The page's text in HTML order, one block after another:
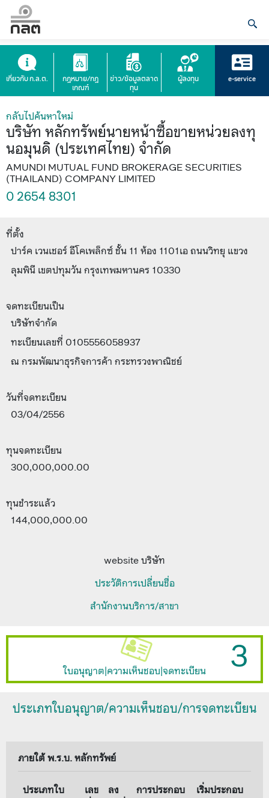
เกี่ยวกับ ก.ล.ต.
กฎหมาย/กฎ
เกณฑ์
ข่าว/ข้อมูลตลาด
ทุน
ผู้ลงทุน e-service
กลับไปค้นหาใหม่
บริษัท หลักทรัพย์นายหน้าซื้อขายหน่วยลงทุ
นอมุนดิ (ประเทศไทย) จำกัด
AMUNDI MUTUAL FUND BROKERAGE SECURITIES
(THAILAND) COMPANY LIMITED
0 2654 8301
ที่ตั้ง
ปาร์ค เวนเชอร์ อีโคเพล็กซ์ ชั้น 11 ห้อง 1101เอ ถนนวิทยุ แขวง
ลุมพินี เขตปทุมวัน กรุงเทพมหานคร 10330
จดทะเบียนเป็น
บริษัทจำกัด
ทะเบียนเลขที่ 0105556058937
ณ กรมพัฒนาธุรกิจการค้า กระทรวงพาณิชย์
วันที่จดทะเบียน
03/04/2556
ทุนจดทะเบียน
300,000,000.00
ทุนชำระแล้ว
144,000,000.00
website บริษัท
ประวัติการเปลี่ยนชื่อ
สำนักงานบริการ/สาขา
ใบอนุญาต|ความเห็นชอบ|จดทะเบียน 3
ประเภทใบอนุญาต/ความเห็นชอบ/การจดทะเบียน
ภายใต้ พ.ร.บ. หลักทรัพย์
ประเภทใบ
เลข
ลง
การประกอบ
เริ่มประกอบ